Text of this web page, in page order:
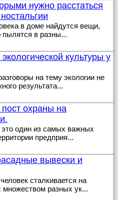
нужно расстаться
в доме найдутся вещи,
пылятся в разны...
культуры у
на тему экологии не
результата...
пост охраны на
один из самых важных
предприя...
вывески и
сталкивается на
множеством разных ук...